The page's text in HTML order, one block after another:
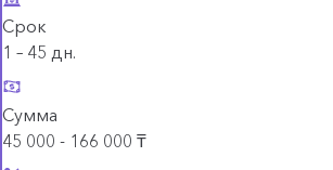
Срок
1 – 45 дн.
Сумма
45 000 - 166 000 ₸